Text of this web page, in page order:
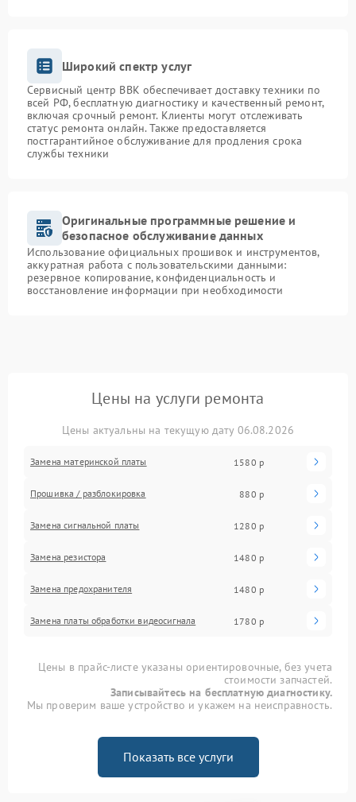
Широкий спектр услуг
Сервисный центр BBK обеспечивает доставку техники по
всей РФ, бесплатную диагностику и качественный ремонт,
включая срочный ремонт. Клиенты могут отслеживать
статус ремонта онлайн. Также предоставляется
постгарантийное обслуживание для продления срока
службы техники
Оригинальные программные решение и
безопасное обслуживание данных
Использование официальных прошивок и инструментов,
аккуратная работа с пользовательскими данными:
резервное копирование, конфиденциальность и
восстановление информации при необходимости
Цены на услуги ремонта
Цены актуальны на текущую дату 06.08.2026
Замена материнской платы 1580 р
Прошивка / разблокировка 880 р
Замена сигнальной платы 1280 р
Замена резистора 1480 р
Замена предохранителя 1480 р
Замена платы обработки видеосигнала 1780 р
Цены в прайс-листе указаны ориентировочные, без учета
стоимости запчастей.
Записывайтесь на бесплатную диагностику.
Мы проверим ваше устройство и укажем на неисправность.
Показать все услуги